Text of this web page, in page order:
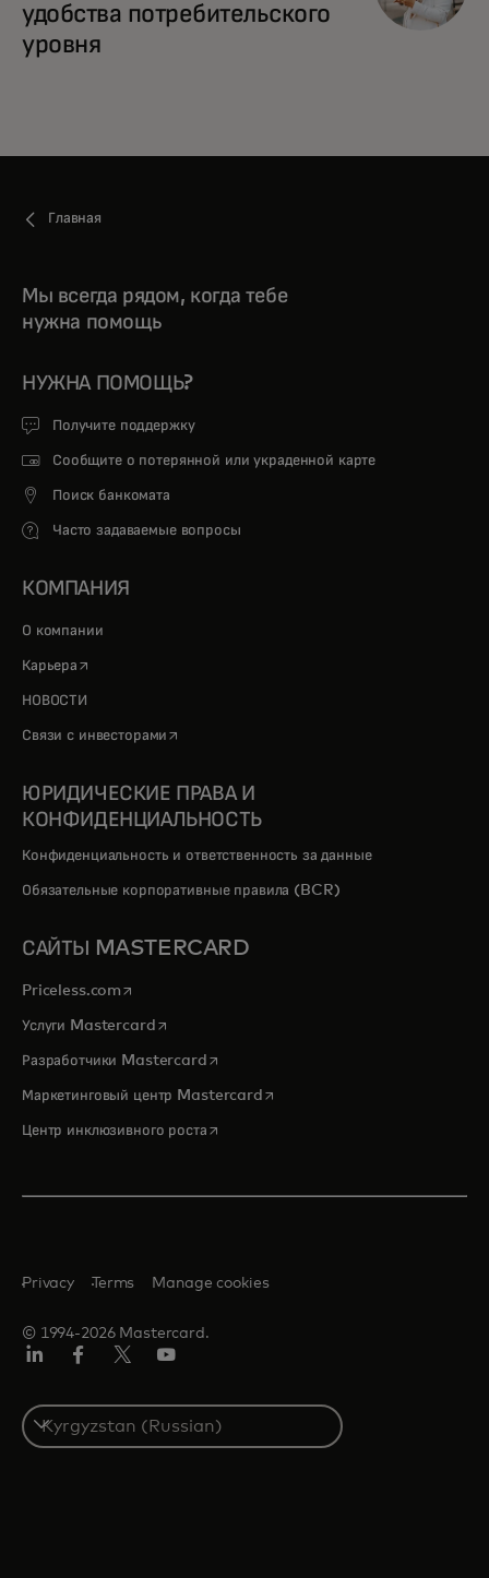
удобства потребительского
уровня
Главная
Мы всегда рядом, когда тебе
нужна помощь
НУЖНА ПОМОЩЬ?
Получите поддержку
Сообщите о потерянной или украденной карте
Поиск банкомата
Часто задаваемые вопросы
КОМПАНИЯ
О компании
Карьера opens in a new tab
НОВОСТИ
Связи с инвесторами opens in a new tab
ЮРИДИЧЕСКИЕ ПРАВА И
КОНФИДЕНЦИАЛЬНОСТЬ
Конфиденциальность и ответственность за данные
Обязательные корпоративные правила (BCR)
САЙТЫ MASTERCARD
Priceless.com opens in a new tab
Услуги Mastercardopens in a new tab
Разработчики Mastercardopens in a new tab
Маркетинговый центр Mastercardopens in a new tab
Центр инклюзивного ростаopens in a new tab
© 1994-2026 Mastercard.
Privacy Terms Manage cookies
Select
a
country